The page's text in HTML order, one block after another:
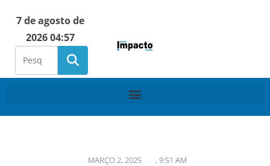
7 de agosto de
2026 04:57
MARÇO 2, 2025 , 9:51 AM